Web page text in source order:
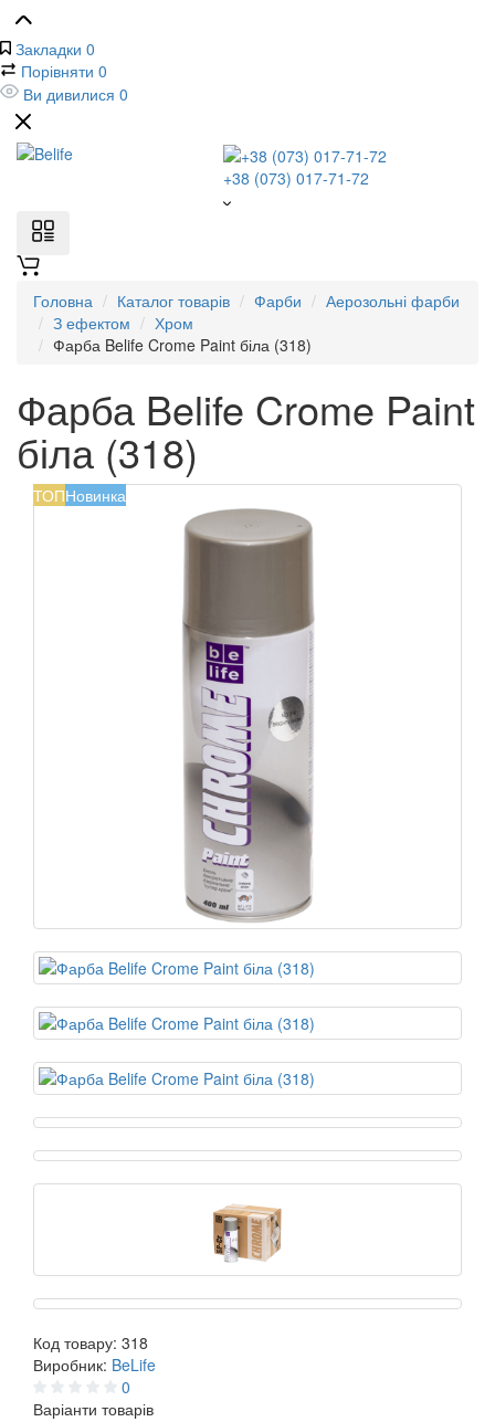
Закладки 0
Порівняти 0
Ви дивилися 0
+38 (073) 017-71-72
Головна Каталог товарів Фарби
Аерозольні фарби
З ефектом
Хром
Фарба Belife Crome Paint біла (318)
Фарба Belife Crome Paint
біла (318)
ТОПНовинка
Код товару: 318
Виробник: BeLife
0
Варіанти товарів